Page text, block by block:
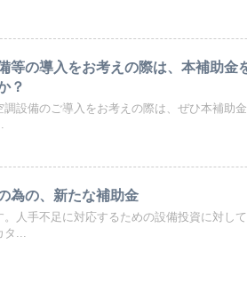
等の導入をお考えの際は、本補助金
？
調設備のご導入をお考えの際は、ぜひ本補助
為の、新たな補助金
。人手不足に対応するための設備投資に対し
...